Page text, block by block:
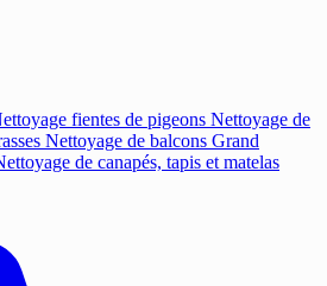
fientes de pigeons Nettoyage de
Nettoyage de balcons Grand
de canapés, tapis et matelas